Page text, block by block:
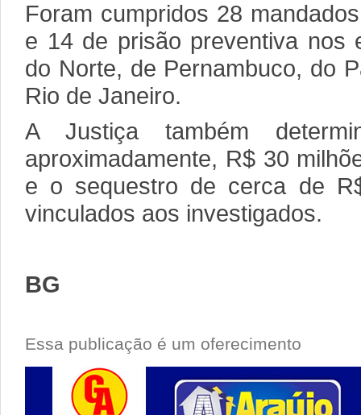
Foram cumpridos 28
e 14 de prisão preventiva nos
do Norte, de Pernambuco, do
Rio de Janeiro.
A Justiça também
aproximadamente, R$ 30
e o sequestro de cerca de
vinculados aos investigados.
BG
Essa publicação é um oferecimento